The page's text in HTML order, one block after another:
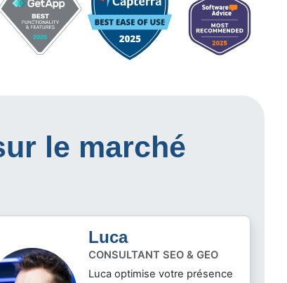
le marché
Luca
CONSULTANT SEO & GEO
Luca optimise votre présence